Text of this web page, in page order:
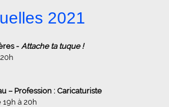
2021
- Attache ta tuque !
– Profession : Caricaturiste
19h à 20h